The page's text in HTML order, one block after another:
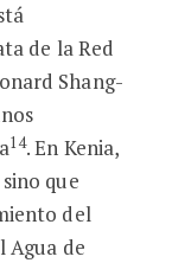
de la Red
Shang-
14. En Kenia,
que
del
Agua de